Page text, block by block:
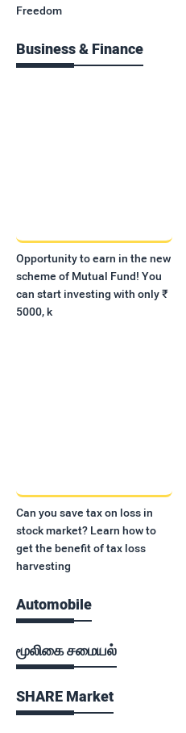
Freedom
Business & Finance
Opportunity to earn in the new
scheme of Mutual Fund! You
can start investing with only ₹
5000, k
Can you save tax on loss in
stock market? Learn how to
get the benefit of tax loss
harvesting
Automobile
மூலிகை சமையல்
SHARE Market